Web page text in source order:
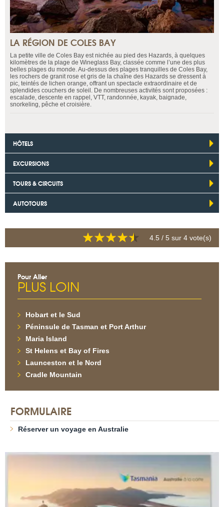
LA RÉGION DE COLES BAY
La petite ville de Coles Bay est nichée au pied des Hazards, à quelques
kilomètres de la plage de Wineglass Bay, classée comme l’une des plus
belles plages du monde. Au-dessus des plages tranquilles de Coles Bay,
les rochers de granit rose et gris de la chaîne des Hazards se dressent à
pic, teintés de lichen orange, offrant un spectacle extraordinaire et de
splendides couchers de soleil. De nombreuses activités sont proposées :
escalade, descente en rappel, VTT, randonnée, kayak, baignade,
snorkeling, pêche et croisière.
HÔTELS
EXCURSIONS
TOURS & CIRCUITS
AUTOTOURS
4.5 / 5 sur 4 vote(s)
Pour Aller
PLUS LOIN
Hobart et le Sud
Péninsule de Tasman et Port Arthur
Maria Island
St Helens et Bay of Fires
Launceston et le Nord
Cradle Mountain
FORMULAIRE
Réserver un voyage en Australie